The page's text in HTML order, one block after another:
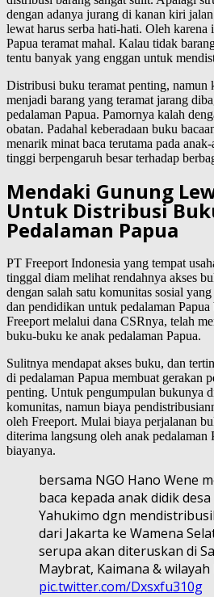
dengan adanya jurang di kanan kiri
lewat harus serba hati-hati. Oleh
Papua teramat mahal. Kalau tidak
tentu banyak yang enggan untuk
Distribusi buku teramat penting, namun
menjadi barang yang teramat jarang
pedalaman Papua. Pamornya kalah
obatan. Padahal keberadaan buku
menarik minat baca terutama pada
tinggi berpengaruh besar terhadap
Mendaki Gunung
Untuk Distribusi
Pedalaman Papua
PT Freeport Indonesia yang tempat
tinggal diam melihat rendahnya akses
dengan salah satu komunitas sosial
dan pendidikan untuk pedalaman
Freeport melalui dana CSRnya, telah
buku-buku ke anak pedalaman Papua.
Sulitnya mendapat akses buku, dan
di pedalaman Papua membuat gerakan
penting. Untuk pengumpulan bukunya
komunitas, namun biaya
oleh Freeport. Mulai biaya perjalanan
diterima langsung oleh anak pedalaman
biayanya.
bersama NGO Hano Wene
baca kepada anak didik
Yahukimo dgn
dari Jakarta ke Wamena
serupa akan diteruskan di
Maybrat, Kaimana & wilayah
pic.twitter.com/Dxsxfu310g